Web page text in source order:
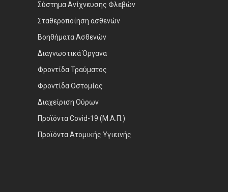
Σύστημα Ανίχνευσης Φλεβών
Σταθεροποίηση ασθενών
Βοηθήματα Ασθενών
Διαγνωστικά Όργανα
Φροντίδα Τραύματος
Φροντίδα Οστομίας
Διαχείριση Ούρων
Προϊόντα Covid-19 (Μ.Α.Π.)
Προϊόντα Ατομικής Υγιεινής